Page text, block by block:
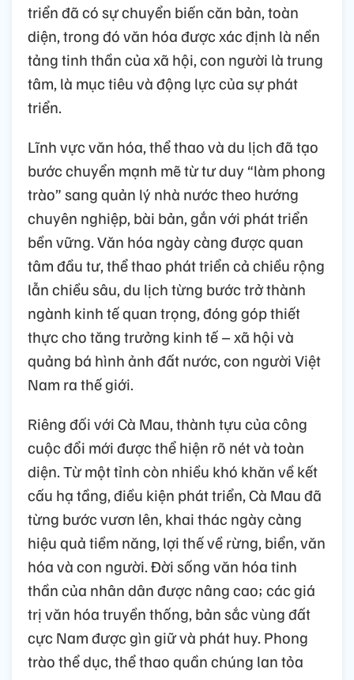
triển đã có sự chuyển biến căn bản, toàn
diện, trong đó văn hóa được xác định là nền
tảng tinh thần của xã hội, con người là trung
tâm, là mục tiêu và động lực của sự phát
triển.
Lĩnh vực văn hóa, thể thao và du lịch đã tạo
bước chuyển mạnh mẽ từ tư duy “làm phong
trào” sang quản lý nhà nước theo hướng
chuyên nghiệp, bài bản, gắn với phát triển
bền vững. Văn hóa ngày càng được quan
tâm đầu tư, thể thao phát triển cả chiều rộng
lẫn chiều sâu, du lịch từng bước trở thành
ngành kinh tế quan trọng, đóng góp thiết
thực cho tăng trưởng kinh tế – xã hội và
quảng bá hình ảnh đất nước, con người Việt
Nam ra thế giới.
Riêng đối với Cà Mau, thành tựu của công
cuộc đổi mới được thể hiện rõ nét và toàn
diện. Từ một tỉnh còn nhiều khó khăn về kết
cấu hạ tầng, điều kiện phát triển, Cà Mau đã
từng bước vươn lên, khai thác ngày càng
hiệu quả tiềm năng, lợi thế về rừng, biển, văn
hóa và con người. Đời sống văn hóa tinh
thần của nhân dân được nâng cao; các giá
trị văn hóa truyền thống, bản sắc vùng đất
cực Nam được gìn giữ và phát huy. Phong
trào thể dục, thể thao quần chúng lan tỏa